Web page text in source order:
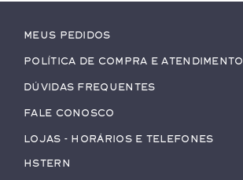
Meus pedidos
Política de Compra e Atendimento
Dúvidas Frequentes
Fale conosco
Lojas - Horários e Telefones
HStern